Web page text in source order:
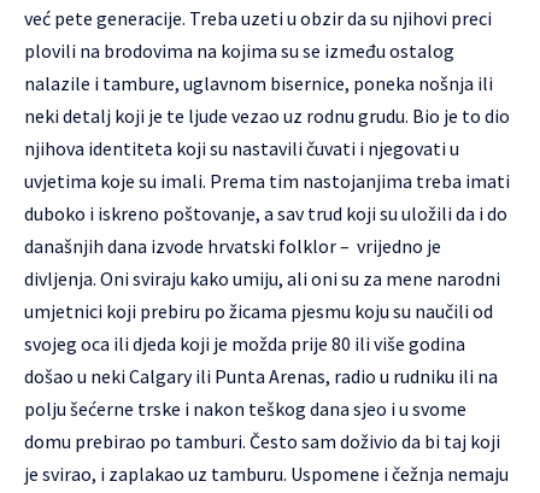
već pete generacije. Treba uzeti u obzir da su njihovi preci
plovili na brodovima na kojima su se između ostalog
nalazile i tambure, uglavnom bisernice, poneka nošnja ili
neki detalj koji je te ljude vezao uz rodnu grudu. Bio je to dio
njihova identiteta koji su nastavili čuvati i njegovati u
uvjetima koje su imali. Prema tim nastojanjima treba imati
duboko i iskreno poštovanje, a sav trud koji su uložili da i do
današnjih dana izvode hrvatski folklor – vrijedno je
divljenja. Oni sviraju kako umiju, ali oni su za mene narodni
umjetnici koji prebiru po žicama pjesmu koju su naučili od
svojeg oca ili djeda koji je možda prije 80 ili više godina
došao u neki Calgary ili Punta Arenas, radio u rudniku ili na
polju šećerne trske i nakon teškog dana sjeo i u svome
domu prebirao po tamburi. Često sam doživio da bi taj koji
je svirao, i zaplakao uz tamburu. Uspomene i čežnja nemaju